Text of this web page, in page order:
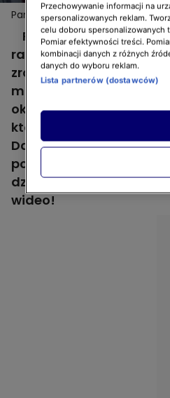
Pan Lektor po raz pierwszy
Stolarzowi!
Pierwszy odcinek 3.
razu problemy! Olga
zrobienie nowej
małżeńskiej, jednak już
okazało się, że kupiła
które wymaga skręcenia.
Darek po raz pierwszy
pomoc do Pana Lektora,
dzielnie wywiązał się z
wideo!
Przechowywanie informacji na
spersonalizowanych reklam.
celu doboru spersonalizowanych
Pomiar efektywności treści.
kombinacji danych z różnych
danych do wyboru reklam.
Lista partnerów (dostawców)